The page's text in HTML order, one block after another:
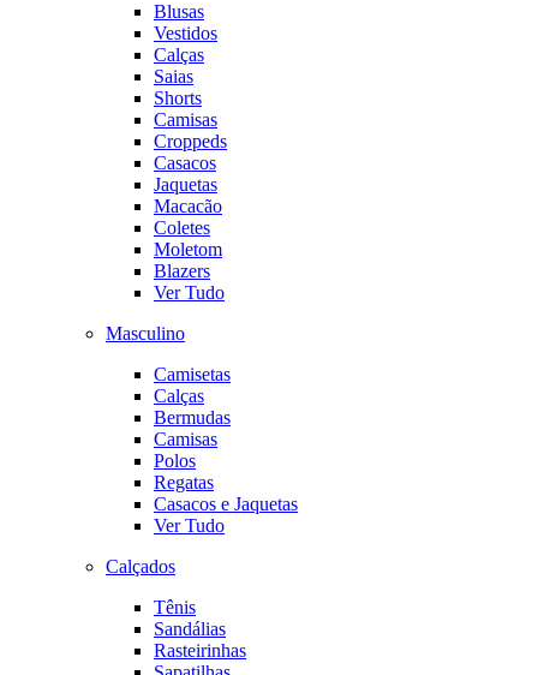
Blusas
Vestidos
Calças
Saias
Shorts
Camisas
Croppeds
Casacos
Jaquetas
Macacão
Coletes
Moletom
Blazers
Ver Tudo
Masculino
Camisetas
Calças
Bermudas
Camisas
Polos
Regatas
Casacos e Jaquetas
Ver Tudo
Calçados
Tênis
Sandálias
Rasteirinhas